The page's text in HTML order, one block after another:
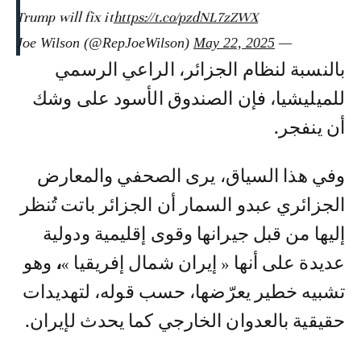
Trump will fix ithttps://t.co/pzdNL7zZWX
— Joe Wilson (@RepJoeWilson)
May 22, 2025
بالنسبة لنظام الجزائر، الراعي الرسمي
للميليشيا، فإن الصندوق الأسود على وشك
أن ينفجر.
وفي هذا السياق، يرى الصحفي والمعارض
الجزائري عبدو السمار أن الجزائر باتت تُنظر
إليها من قبل جيرانها وقوى إقليمية ودولية
عديدة على أنها « إيران شمال إفريقيا »، وهو
تشبيه خطير يعرّضها، حسب قوله، لتهديدات
حقيقية بالعدوان الخارجي كما يحدث لإيران.